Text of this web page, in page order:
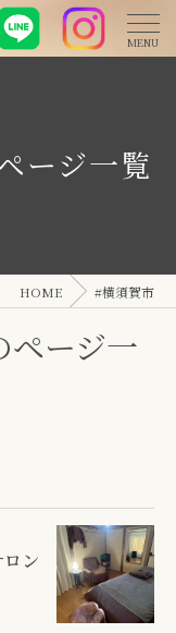
ージ一覧
HOME #横須賀市
ページ一
ン